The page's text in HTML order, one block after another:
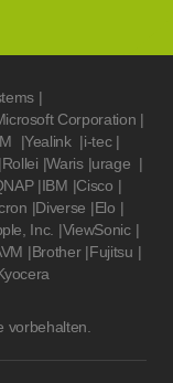
|
Corporation |
|Yealink |i-tec |
|Rollei |Waris |urage |
|IBM |Cisco |
|Diverse |Elo |
Inc. |ViewSonic |
|Brother |Fujitsu |
vorbehalten.